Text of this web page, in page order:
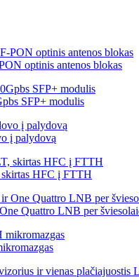
optinis antenos blokas
SFP+ modulis
į palydovą
HFC į FTTH
Quattro LNB per